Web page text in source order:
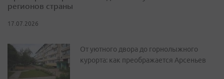
регионов страны
17.07.2026
От уютного двора до горнолыжного
курорта: как преображается Арсеньев